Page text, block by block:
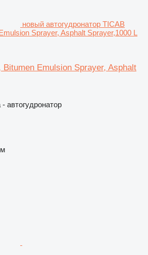
новый автогудронатор TICAB
Sprayer, Asphalt Sprayer,1000 L
Emulsion Sprayer, Asphalt
автогудронатор